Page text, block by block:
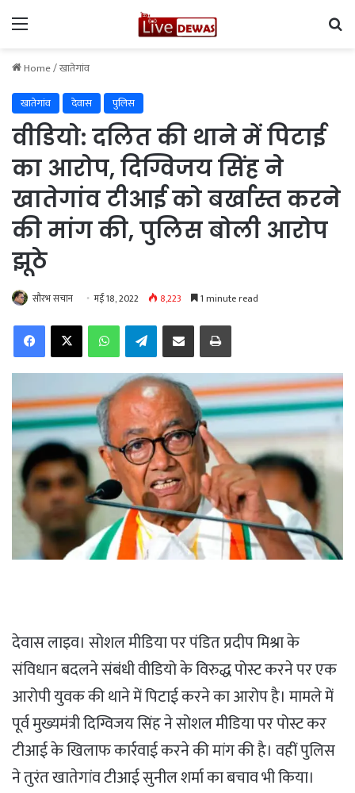
Menu
Home/खातेगांव
खातेगांव
देवास पुलिस
वीडियो: दलित की थाने में पिटाई
का आरोप, दिग्विजय सिंह ने
खातेगांव टीआई को बर्खास्त करने
की मांग की, पुलिस बोली आरोप
झूठे
सौरभ सचान मई 18, 2022 8,223 1 minute read
FacebookX WhatsAppTelegramShare via Email Print
देवास लाइव। सोशल मीडिया पर पंडित प्रदीप मिश्रा के
संविधान बदलने संबंधी वीडियो के विरुद्ध पोस्ट करने पर एक
आरोपी युवक की थाने में पिटाई करने का आरोप है। मामले में
पूर्व मुख्यमंत्री दिग्विजय सिंह ने सोशल मीडिया पर पोस्ट कर
टीआई के खिलाफ कार्रवाई करने की मांग की है। वहीं पुलिस
ने तुरंत खातेगांव टीआई सुनील शर्मा का बचाव भी किया।